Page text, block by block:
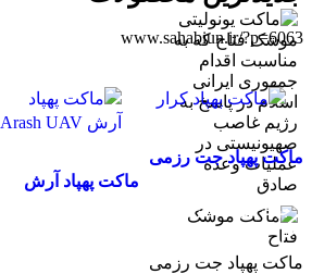
www.sahabiun.ir/?p=6063
ماکت پهپاد جت رزمی
کرار Karrar Jet UAV
جهت خرید تماس بگیرید
ماکت پهپاد جت رزمی
ماکت پهپاد آرش